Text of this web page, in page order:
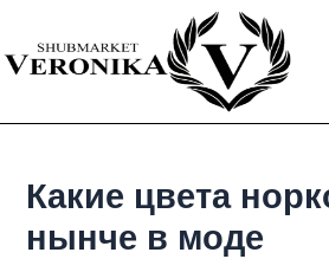
содержимому
Какие цвета
нынче в моде
записям